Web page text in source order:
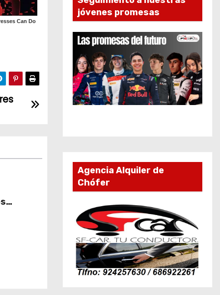
jóvenes promesas
Agencia Alquiler de
Chófer